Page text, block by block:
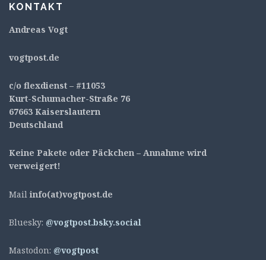
KONTAKT
Andreas Vogt
vogtpost.de
c/o flexdienst – #11053
Kurt-Schumacher-Straße 76
67663 Kaiserslautern
Deutschland
Keine Pakete oder Päckchen – Annahme wird
verweigert!
Mail info(at)vogtpost.de
Bluesky: @vogtpost.bsky.social
Mastodon: @vogtpost